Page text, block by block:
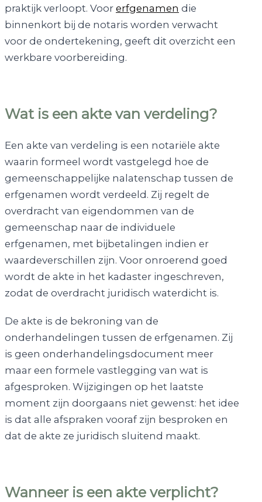
praktijk verloopt. Voor erfgenamen die
binnenkort bij de notaris worden verwacht
voor de ondertekening, geeft dit overzicht een
werkbare voorbereiding.
Wat is een akte van verdeling?
Een akte van verdeling is een notariële akte
waarin formeel wordt vastgelegd hoe de
gemeenschappelijke nalatenschap tussen de
erfgenamen wordt verdeeld. Zij regelt de
overdracht van eigendommen van de
gemeenschap naar de individuele
erfgenamen, met bijbetalingen indien er
waardeverschillen zijn. Voor onroerend goed
wordt de akte in het kadaster ingeschreven,
zodat de overdracht juridisch waterdicht is.
De akte is de bekroning van de
onderhandelingen tussen de erfgenamen. Zij
is geen onderhandelingsdocument meer
maar een formele vastlegging van wat is
afgesproken. Wijzigingen op het laatste
moment zijn doorgaans niet gewenst: het idee
is dat alle afspraken vooraf zijn besproken en
dat de akte ze juridisch sluitend maakt.
Wanneer is een akte verplicht?